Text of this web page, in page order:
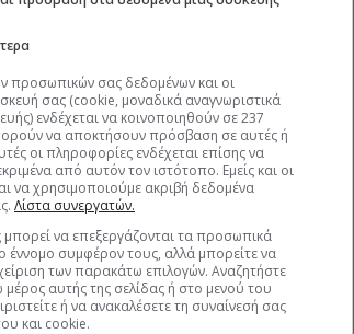
αξίας €75.000
προσωπικών σας δεδομένων και οι
σας (cookie, μοναδικά αναγνωριστικά
ενδέχεται να κοινοποιηθούν σε 237
να αποκτήσουν πρόσβαση σε αυτές ή
οι πληροφορίες ενδέχεται επίσης να
από αυτόν τον ιστότοπο. Εμείς και οι
να χρησιμοποιούμε ακριβή δεδομένα
Λίστα συνεργατών.
να επεξεργάζονται τα προσωπικά
έννομο συμφέρον τους, αλλά μπορείτε να
των παρακάτω επιλογών. Αναζητήστε
αυτής της σελίδας ή στο μενού του
ή να ανακαλέσετε τη συναίνεσή σας
και cookie.